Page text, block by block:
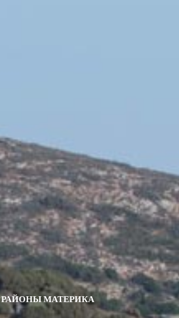
РАЙОНЫ МАТЕРИКА